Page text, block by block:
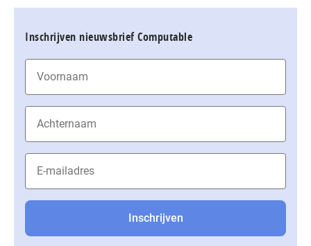
Inschrijven nieuwsbrief Computable